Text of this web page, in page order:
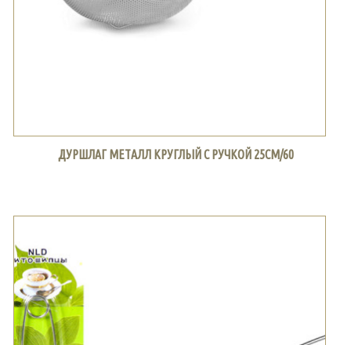
ДУРШЛАГ МЕТАЛЛ КРУГЛЫЙ С РУЧКОЙ 25СМ/60